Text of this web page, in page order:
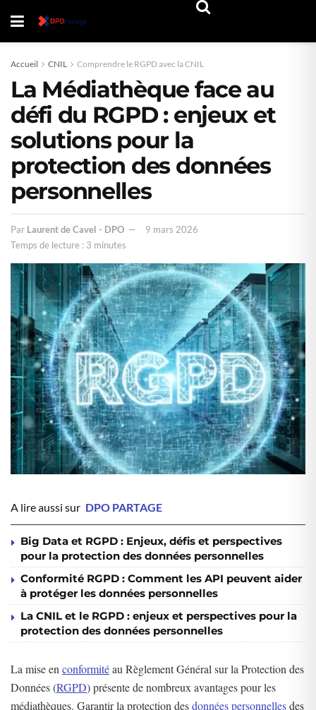
Accueil CNIL Comprendre le RGPD avec la CNIL
La Médiathèque face au
défi du RGPD : enjeux et
solutions pour la
protection des données
personnelles
Par Laurent de Cavel - DPO
9 mars 2026
Temps de lecture : 3 minutes
A lire aussi sur DPO PARTAGE
Big Data et RGPD : Enjeux, défis et perspectives
pour la protection des données personnelles
Conformité RGPD : Comment les API peuvent aider
à protéger les données personnelles
La CNIL et le RGPD : enjeux et perspectives pour la
protection des données personnelles
La mise en conformitéau Règlement Général sur la Protection des
Données (RGPD) présente de nombreux avantages pour les
médiathèques. Garantir la protection desdonnées personnellesdes